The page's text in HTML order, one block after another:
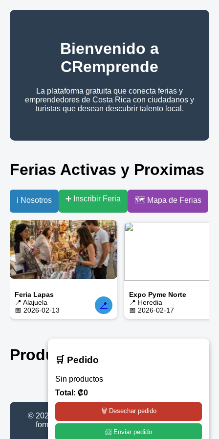
Bienvenido a
CRemprende
La plataforma gratuita que conecta ferias y
emprendedores de Costa Rica con ciudadanos y
turistas que desean descubrir talento local.
Ferias Activas y Proximas
ℹ️ Nosotros ➕ Inscribir Feria 🗺️ Mapa de Ferias
Feria Lapas
📍 Alajuela
📅 2026-02-13
📍
Expo Pyme Norte
📍 Heredia
📅 2026-02-17
Productos
🛒 Pedido
Sin productos
Total: ₡0
🗑️ Desechar pedido
📨 Enviar pedido
© 2026 CRemprende | Plataforma gratuita para
fomentar el emprendimiento en Costa Rica
Visitantes: 209